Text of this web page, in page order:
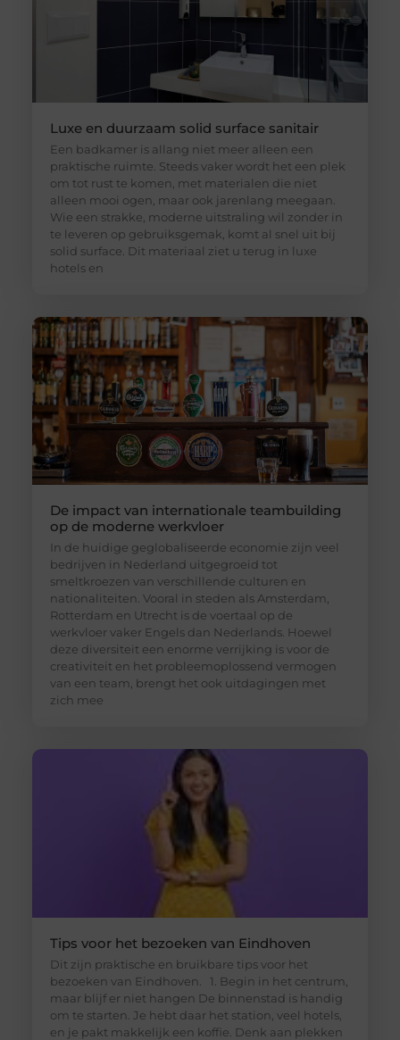
Luxe en duurzaam solid surface sanitair
Een badkamer is allang niet meer alleen een
praktische ruimte. Steeds vaker wordt het een plek
om tot rust te komen, met materialen die niet
alleen mooi ogen, maar ook jarenlang meegaan.
Wie een strakke, moderne uitstraling wil zonder in
te leveren op gebruiksgemak, komt al snel uit bij
solid surface. Dit materiaal ziet u terug in luxe
hotels en
De impact van internationale teambuilding
op de moderne werkvloer
In de huidige geglobaliseerde economie zijn veel
bedrijven in Nederland uitgegroeid tot
smeltkroezen van verschillende culturen en
nationaliteiten. Vooral in steden als Amsterdam,
Rotterdam en Utrecht is de voertaal op de
werkvloer vaker Engels dan Nederlands. Hoewel
deze diversiteit een enorme verrijking is voor de
creativiteit en het probleemoplossend vermogen
van een team, brengt het ook uitdagingen met
zich mee
Tips voor het bezoeken van Eindhoven
Dit zijn praktische en bruikbare tips voor het
bezoeken van Eindhoven. 1. Begin in het centrum,
maar blijf er niet hangen De binnenstad is handig
om te starten. Je hebt daar het station, veel hotels,
en je pakt makkelijk een koffie. Denk aan plekken